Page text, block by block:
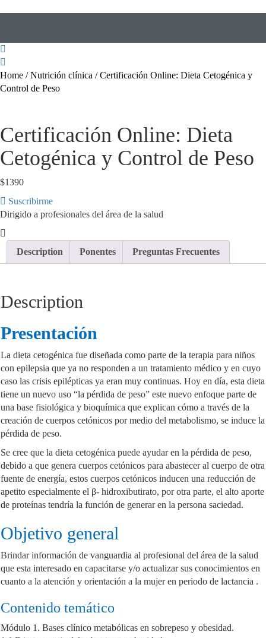
Home /Nutrición clínica / Certificación Online: Dieta Cetogénica y
Control de Peso
Certificación Online: Dieta
Cetogénica y Control de Peso
$1390
Suscribirme
Dirigido a profesionales del área de la salud
Description Ponentes Preguntas Frecuentes
Description
Presentación
La dieta cetogénica fue diseñada como parte de la terapia para niños
con epilepsia que ya no responden a un tratamiento médico y en cuyo
caso las crisis epilépticas ya eran muy continuas. Hoy en día, esta dieta
tiene un nuevo uso “la pérdida de peso” este nuevo enfoque parte de
una base fisiológica y bioquímica que explican cómo a través de la
creación de cuerpos cetónicos por medio del metabolismo, se induce la
pérdida de peso.
Se cree que la dieta cetogénica puede ayudar en la pérdida de peso,
debido a que genera cuerpos cetónicos para abastecer al cuerpo de otra
fuente de energía, estos cuerpos cetónicos inducen una reducción de
apetito especialmente el β- hidroxibutirato, por otra parte, el alto aporte
de proteínas tendría la función de generar en la persona saciedad.
Objetivo general
Brindar información de vanguardia al profesional del área de la salud
que esta interesado en capacitarse y/o actualizar sus conocimientos en
cuanto a la atención y orientación a la mujer en periodo de lactancia .
Contenido temático
Módulo 1. Bases clínico metabólicas en sobrepeso y obesidad.